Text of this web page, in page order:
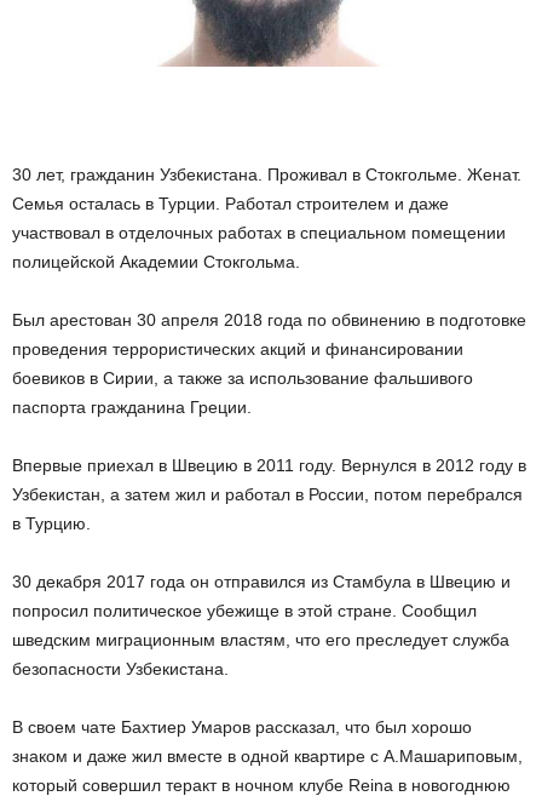
30 лет, гражданин Узбекистана. Проживал в Стокгольме. Женат.
Семья осталась в Турции. Работал строителем и даже
участвовал в отделочных работах в специальном помещении
полицейской Академии Стокгольма.
Был арестован 30 апреля 2018 года по обвинению в подготовке
проведения террористических акций и финансировании
боевиков в Сирии, а также за использование фальшивого
паспорта гражданина Греции.
Впервые приехал в Швецию в 2011 году. Вернулся в 2012 году в
Узбекистан, а затем жил и работал в России, потом перебрался
в Турцию.
30 декабря 2017 года он отправился из Стамбула в Швецию и
попросил политическое убежище в этой стране. Сообщил
шведским миграционным властям, что его преследует служба
безопасности Узбекистана.
В своем чате Бахтиер Умаров рассказал, что был хорошо
знаком и даже жил вместе в одной квартире с А.Машариповым,
который совершил теракт в ночном клубе Reina в новогоднюю